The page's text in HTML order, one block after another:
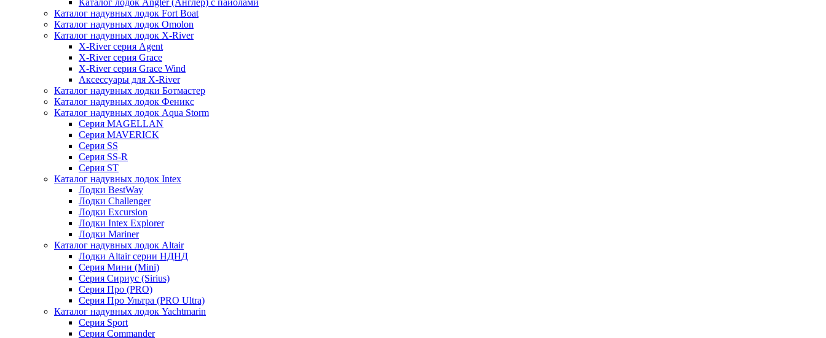
Каталог лодок Angler (Англер) с пайолами
Каталог надувных лодок Fort Boat
Каталог надувных лодок Omolon
Каталог надувных лодок X-River
X-River серия Agent
X-River серия Grace
X-River серия Grace Wind
Аксессуары для X-River
Каталог надувных лодки Ботмастер
Каталог надувных лодок Феникc
Каталог надувных лодок Aqua Storm
Серия MAGELLAN
Серия MAVERICK
Серия SS
Серия SS-R
Серия ST
Каталог надувных лодок Intex
Лодки BestWay
Лодки Challenger
Лодки Excursion
Лодки Intex Explorer
Лодки Mariner
Каталог надувных лодок Altair
Лодки Altair серии НДНД
Серия Мини (Mini)
Серия Сириус (Sirius)
Серия Про (PRO)
Серия Про Ультра (PRO Ultra)
Каталог надувных лодок Yachtmarin
Серия Sport
Серия Commander